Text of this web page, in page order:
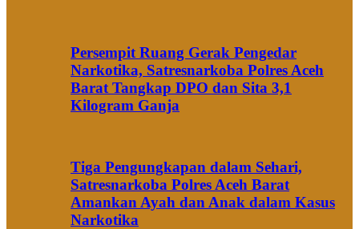
Persempit Ruang Gerak Pengedar
Narkotika, Satresnarkoba Polres Aceh
Barat Tangkap DPO dan Sita 3,1
Kilogram Ganja
Tiga Pengungkapan dalam Sehari,
Satresnarkoba Polres Aceh Barat
Amankan Ayah dan Anak dalam Kasus
Narkotika